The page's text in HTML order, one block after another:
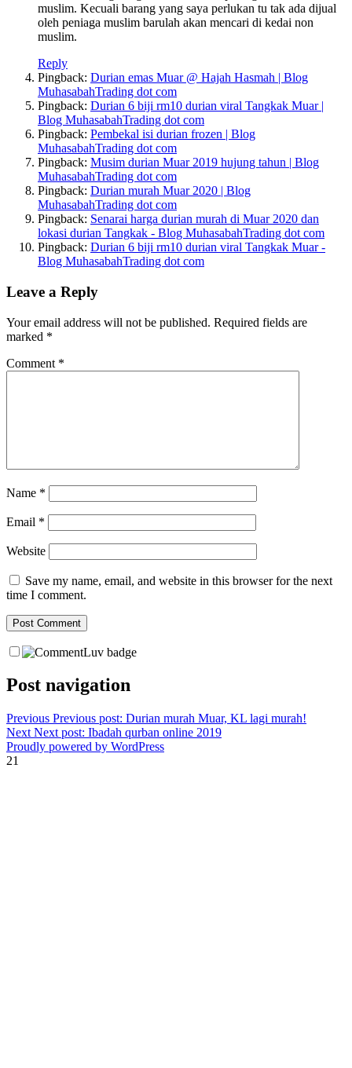
muslim. Kecuali barang yang saya perlukan tu tak ada dijual
oleh peniaga muslim barulah akan mencari di kedai non
muslim.
Reply
Pingback: Durian emas Muar @ Hajah Hasmah | Blog
MuhasabahTrading dot com
Pingback: Durian 6 biji rm10 durian viral Tangkak Muar |
Blog MuhasabahTrading dot com
Pingback: Pembekal isi durian frozen | Blog
MuhasabahTrading dot com
Pingback: Musim durian Muar 2019 hujung tahun | Blog
MuhasabahTrading dot com
Pingback: Durian murah Muar 2020 | Blog
MuhasabahTrading dot com
Pingback: Senarai harga durian murah di Muar 2020 dan
lokasi durian Tangkak - Blog MuhasabahTrading dot com
Pingback: Durian 6 biji rm10 durian viral Tangkak Muar -
Blog MuhasabahTrading dot com
Leave a Reply
Your email address will not be published. Required fields are
marked *
Comment *
Name *
Email *
Website
Save my name, email, and website in this browser for the next
time I comment.
Post navigation
Previous Previous post: Durian murah Muar, KL lagi murah!
Next Next post: Ibadah qurban online 2019
Proudly powered by WordPress
21